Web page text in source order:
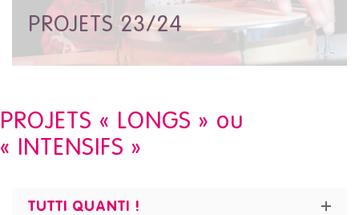
PROJETS 23/24
PROJETS « LONGS » ou
« INTENSIFS »
TUTTI QUANTI !